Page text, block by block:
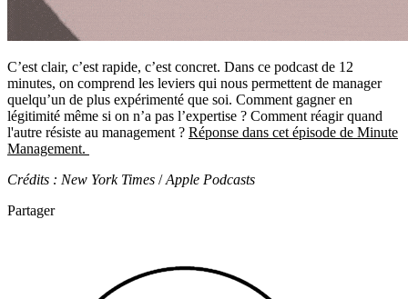
C’est clair, c’est rapide, c’est concret. Dans ce podcast de 12
minutes, on comprend les leviers qui nous permettent de manager
quelqu’un de plus expérimenté que soi. Comment gagner en
légitimité même si on n’a pas l’expertise ? Comment réagir quand
l'autre résiste au management ? Réponse dans cet épisode de Minute
Management.
Crédits : New York Times /Apple Podcasts
Partager